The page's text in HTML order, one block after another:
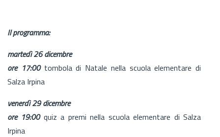
Il programma:
martedì 26 dicembre
ore 17:00tombola di Natale nella scuola elementare di
Salza Irpina
venerdì 29 dicembre
ore 19:00 quiz a premi nella scuola elementare di Salza
Irpina